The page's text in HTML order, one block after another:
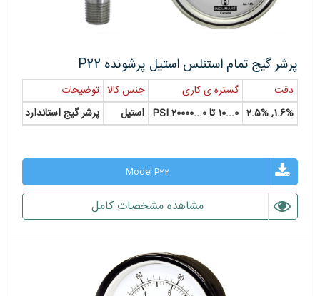
پرشر گیج تمام استنلس استیل پرشونده P22
دقت گستره ی کاری جنس کالا توضیحات
1.6%, 2.5%
0...10 تا 0...20000 PSI استیل پرشر گیج استاندارد
Model P22
مشاهده مشخصات کامل